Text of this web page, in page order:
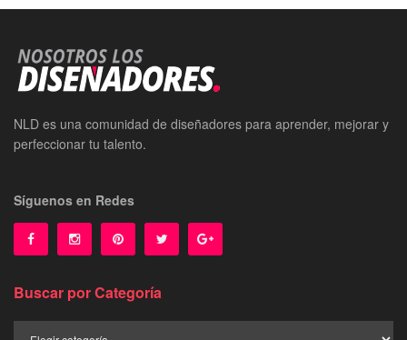
NLD es una comunidad de diseñadores para aprender, mejorar y
perfeccionar tu talento.
Síguenos en Redes
Buscar por Categoría